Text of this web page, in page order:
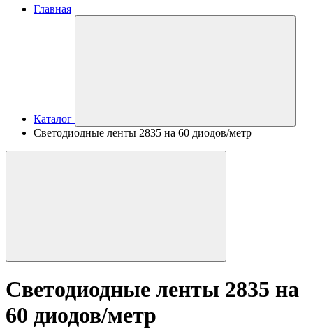
Главная
Каталог
Светодиодные ленты 2835 на 60 диодов/метр
Светодиодные ленты 2835 на
60 диодов/метр